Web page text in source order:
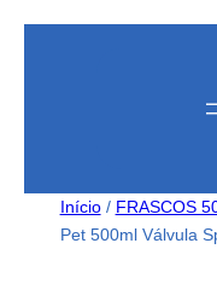
Início/ FRASCOS
Pet 500ml Válvula